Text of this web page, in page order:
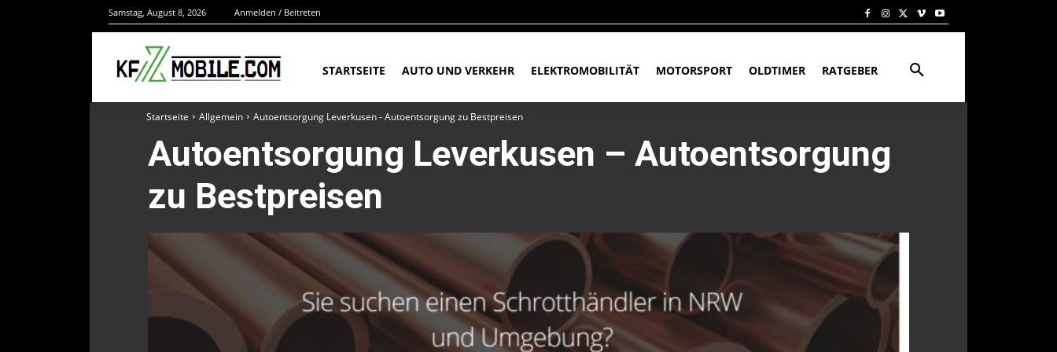
Samstag, August 8, 2026 Anmelden / Beitreten
STARTSEITE AUTO UND VERKEHR ELEKTROMOBILITÄT MOTORSPORT OLDTIMER RATGEBER
Startseite Allgemein Autoentsorgung Leverkusen - Autoentsorgung zu Bestpreisen
Autoentsorgung Leverkusen – Autoentsorgung
zu Bestpreisen